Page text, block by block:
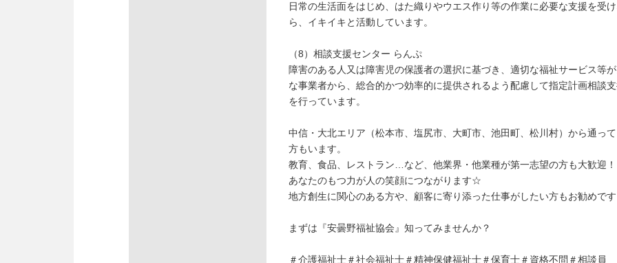
日常の生活面をはじめ、はた織りやウエス作り等の作業に必要な支援を受
ら、イキイキと活動しています。
（8）相談支援センター らんぷ
障害のある人又は障害児の保護者の選択に基づき、適切な福祉サービス等
な事業者から、総合的かつ効率的に提供されるよう配慮して指定計画相談
を行っています。
中信・大北エリア（松本市、塩尻市、大町市、池田町、松川村）から通っ
方もいます。
教育、食品、レストラン…など、他業界・他業種が第一志望の方も大歓迎！
あなたのもつ力が人の笑顔につながります☆
地方創生に関心のある方や、顧客に寄り添った仕事がしたい方もお勧めで
まずは『安曇野福祉協会』知ってみませんか？
＃介護福祉士＃社会福祉士＃精神保健福祉士＃保育士＃資格不問＃相談員